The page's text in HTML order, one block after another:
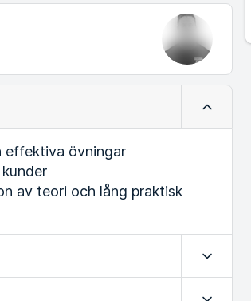
Minimera
effektiva övningar
av teori och lång praktisk
Expandera